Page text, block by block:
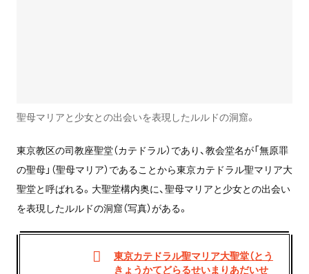
聖母マリアと少女との出会いを表現したルルドの洞窟。
東京教区の司教座聖堂（カテドラル）であり、教会堂名が「無原罪
の聖母」（聖母マリア）であることから東京カテドラル聖マリア大
聖堂と呼ばれる。大聖堂構内奥に、聖母マリアと少女との出会い
を表現したルルドの洞窟（写真）がある。
東京カテドラル聖マリア大聖堂（とう
きょうかてどらるせいまりあだいせ